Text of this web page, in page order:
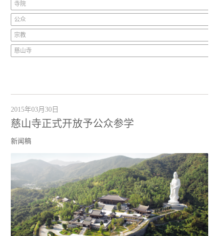
寺院
公众
宗教
慈山寺
2015年03月30日
慈山寺正式开放予公众参学
新闻稿